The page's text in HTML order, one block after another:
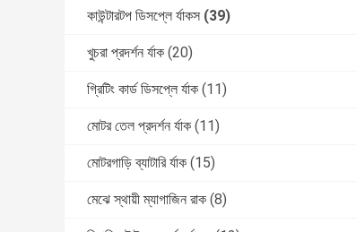
কাউন্টারটপ ডিসপ্লে র্যাকস (39)
খুচরা প্রদর্শন র্যাক (20)
গ্রিটিং কার্ড ডিসপ্লে র্যাক (11)
মোটর তেল প্রদর্শন র্যাক (11)
মোটরগাড়ি ব্যাটারি র্যাক (15)
মেঝে স্থায়ী ম্যাগাজিন রাক (8)